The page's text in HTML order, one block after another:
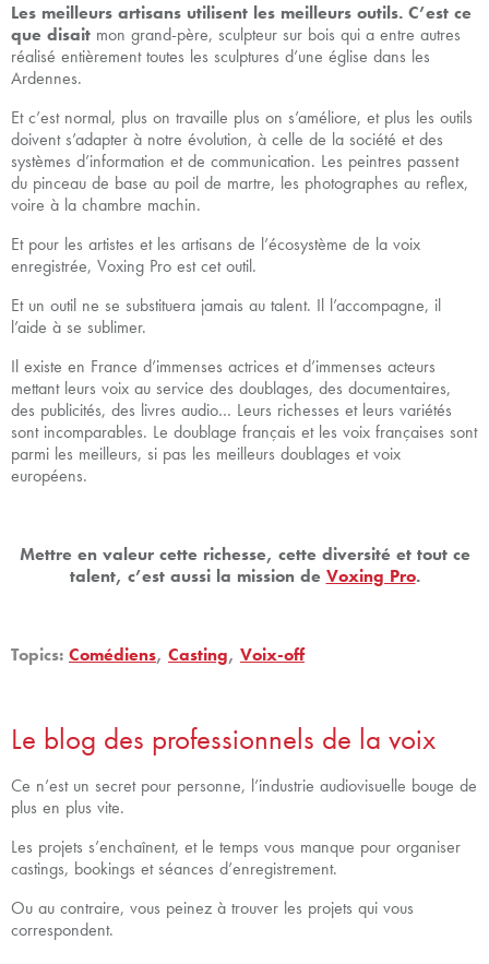
Les meilleurs artisans utilisent les meilleurs outils. C’est ce
que disait mon grand-père, sculpteur sur bois qui a entre autres
réalisé entièrement toutes les sculptures d’une église dans les
Ardennes.
Et c’est normal, plus on travaille plus on s’améliore, et plus les outils
doivent s’adapter à notre évolution, à celle de la société et des
systèmes d’information et de communication. Les peintres passent
du pinceau de base au poil de martre, les photographes au reflex,
voire à la chambre machin.
Et pour les artistes et les artisans de l’écosystème de la voix
enregistrée, Voxing Pro est cet outil.
Et un outil ne se substituera jamais au talent. Il l’accompagne, il
l’aide à se sublimer.
Il existe en France d’immenses actrices et d’immenses acteurs
mettant leurs voix au service des doublages, des documentaires,
des publicités, des livres audio… Leurs richesses et leurs variétés
sont incomparables. Le doublage français et les voix françaises sont
parmi les meilleurs, si pas les meilleurs doublages et voix
européens.
Mettre en valeur cette richesse, cette diversité et tout ce
talent, c’est aussi la mission de Voxing Pro.
Topics: Comédiens, Casting, Voix-off
Le blog des professionnels de la voix
Ce n’est un secret pour personne, l’industrie audiovisuelle bouge de
plus en plus vite.
Les projets s’enchaînent, et le temps vous manque pour organiser
castings, bookings et séances d’enregistrement.
Ou au contraire, vous peinez à trouver les projets qui vous
correspondent.